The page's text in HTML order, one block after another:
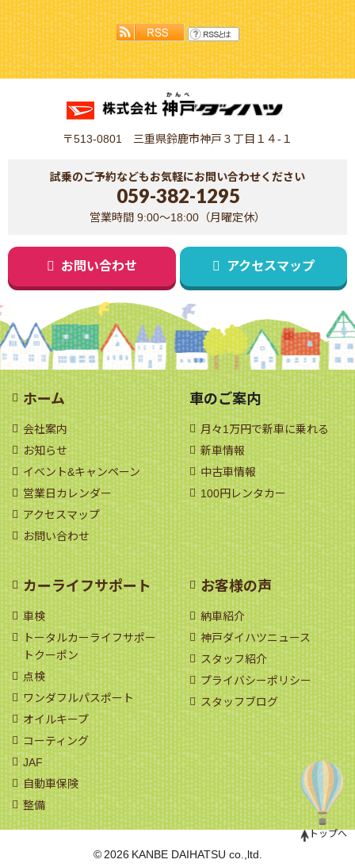
〒513-0801 三重県鈴鹿市神戸３丁目１４-１
試乗のご予約などもお気軽にお問い合わせください
059-382-1295
営業時間 9:00～18:00（月曜定休）
お問い合わせ アクセスマップ
ホーム
会社案内
お知らせ
イベント&キャンペーン
営業日カレンダー
アクセスマップ
お問い合わせ
車のご案内
月々1万円で新車に乗れる
新車情報
中古車情報
100円レンタカー
カーライフサポート
車検
トータルカーライフサポー
トクーポン
点検
ワンダフルパスポート
オイルキープ
コーティング
JAF
自動車保険
整備
お客様の声
納車紹介
神戸ダイハツニュース
スタッフ紹介
プライバシーポリシー
スタッフブログ
トップへ
© 2026 KANBE DAIHATSU co.,ltd.